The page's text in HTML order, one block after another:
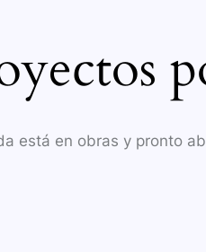
está en obras y pronto